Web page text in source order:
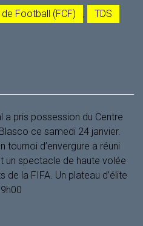
Football (FCF)
,
TDS
a pris possession du Centre
ce samedi 24 janvier.
tournoi d’envergure a réuni
un spectacle de haute volée
la FIFA. Un plateau d’élite